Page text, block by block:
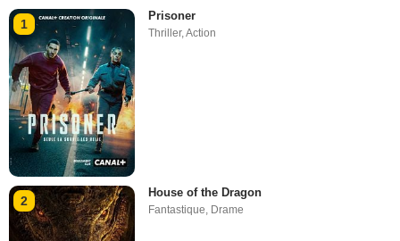
1
Prisoner
Thriller,Action
2
House of the Dragon
Fantastique, Drame